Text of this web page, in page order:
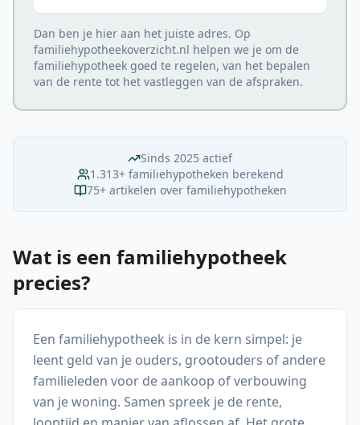
Dan ben je hier aan het juiste adres. Op
familiehypotheekoverzicht.nl helpen we je om de
familiehypotheek goed te regelen, van het bepalen
van de rente tot het vastleggen van de afspraken.
Sinds 2025 actief
1.313+ familiehypotheken berekend
75+ artikelen over familiehypotheken
Wat is een familiehypotheek
precies?
Een familiehypotheek is in de kern simpel: je
leent geld van je ouders, grootouders of andere
familieleden voor de aankoop of verbouwing
van je woning. Samen spreek je de rente,